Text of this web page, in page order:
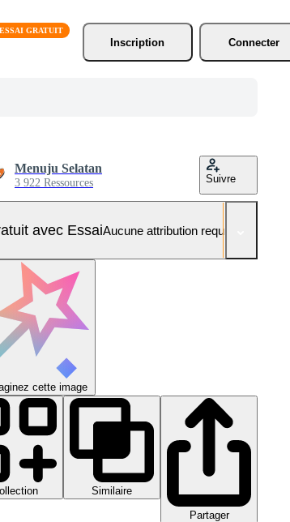
Inscription
Connecter
Menuju Selatan
3 922 Ressources Suivre
avec EssaiAucune attribution requise
cette image
Similaire
Partager